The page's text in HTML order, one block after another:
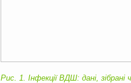
Рис. 1. Інфекції ВДШ: дані,